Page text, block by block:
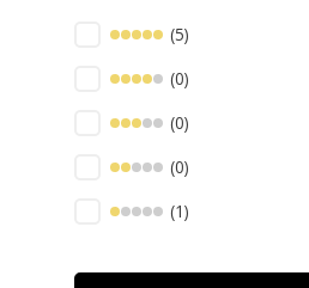
(5)
(0)
(0)
(0)
(1)